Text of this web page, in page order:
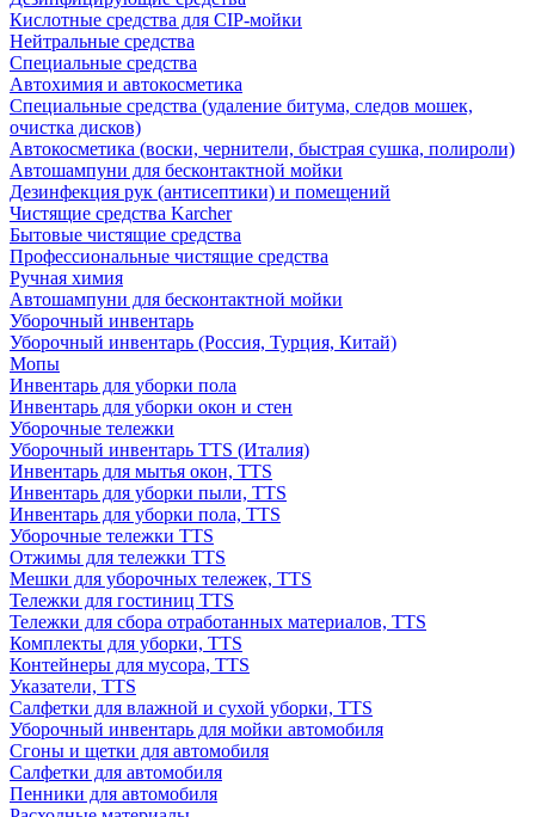
Кислотные средства для CIP-мойки
Нейтральные средства
Специальные средства
Автохимия и автокосметика
Специальные средства (удаление битума, следов мошек,
очистка дисков)
Автокосметика (воски, чернители, быстрая сушка, полироли)
Автошампуни для бесконтактной мойки
Дезинфекция рук (антисептики) и помещений
Чистящие средства Karcher
Бытовые чистящие средства
Профессиональные чистящие средства
Ручная химия
Автошампуни для бесконтактной мойки
Уборочный инвентарь
Уборочный инвентарь (Россия, Турция, Китай)
Мопы
Инвентарь для уборки пола
Инвентарь для уборки окон и стен
Уборочные тележки
Уборочный инвентарь TTS (Италия)
Инвентарь для мытья окон, TTS
Инвентарь для уборки пыли, TTS
Инвентарь для уборки пола, TTS
Уборочные тележки TTS
Отжимы для тележки TTS
Мешки для уборочных тележек, TTS
Тележки для гостиниц TTS
Тележки для сбора отработанных материалов, TTS
Комплекты для уборки, TTS
Контейнеры для мусора, TTS
Указатели, TTS
Салфетки для влажной и сухой уборки, TTS
Уборочный инвентарь для мойки автомобиля
Сгоны и щетки для автомобиля
Салфетки для автомобиля
Пенники для автомобиля